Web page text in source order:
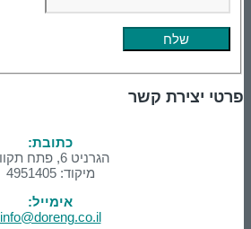
פרטי יצירת קשר
כתובת:
הגרניט 6, פתח תקווה
מיקוד: 4951405
אימייל:
info@doreng.co.il